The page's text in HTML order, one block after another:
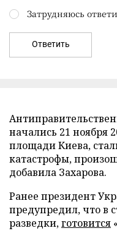
Затрудняюсь
Ответить
начались 21 ноября
площади Киева,
катастрофы,
добавила Захарова.
Ранее президент
предупредил, что в
разведки,готовится